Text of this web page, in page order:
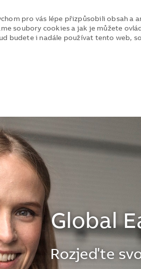
pro vás lépe přizpůsobili obsah a
soubory cookies a jak je můžete
budete i nadále používat tento web,
Global
Rozjeďte